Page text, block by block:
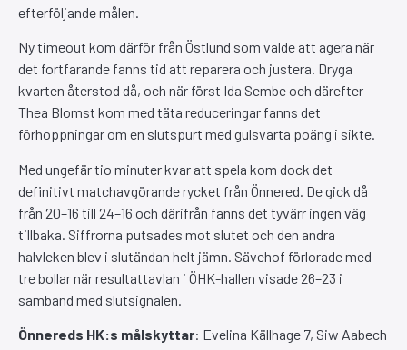
efterföljande målen.
Ny timeout kom därför från Östlund som valde att agera när
det fortfarande fanns tid att reparera och justera. Dryga
kvarten återstod då, och när först Ida Sembe och därefter
Thea Blomst kom med täta reduceringar fanns det
förhoppningar om en slutspurt med gulsvarta poäng i sikte.
Med ungefär tio minuter kvar att spela kom dock det
definitivt matchavgörande rycket från Önnered. De gick då
från 20–16 till 24–16 och därifrån fanns det tyvärr ingen väg
tillbaka. Siffrorna putsades mot slutet och den andra
halvleken blev i slutändan helt jämn. Sävehof förlorade med
tre bollar när resultattavlan i ÖHK-hallen visade 26–23 i
samband med slutsignalen.
Önnereds HK:s målskyttar: Evelina Källhage 7, Siw Aabech